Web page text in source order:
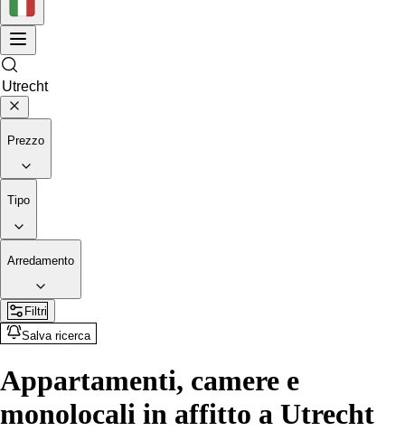
Prezzo
Tipo
Arredamento
Filtri
Salva ricerca
Appartamenti, camere e
monolocali in affitto a Utrecht